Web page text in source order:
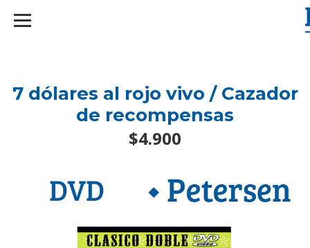
7 dólares al rojo vivo / Cazador
de recompensas
$4.900